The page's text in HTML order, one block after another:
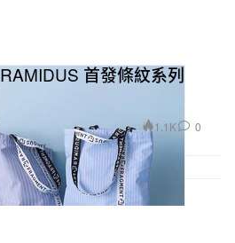
首發條紋系列
1.1K 0